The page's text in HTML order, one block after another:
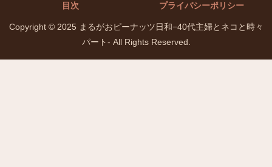
目次
プライバシーポリシー
Copyright © 2025 まるがおピーナッツ日和−40代主婦とネコと時々
パート- All Rights Reserved.